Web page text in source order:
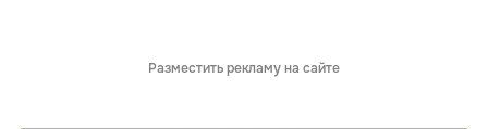
Разместить рекламу на сайте